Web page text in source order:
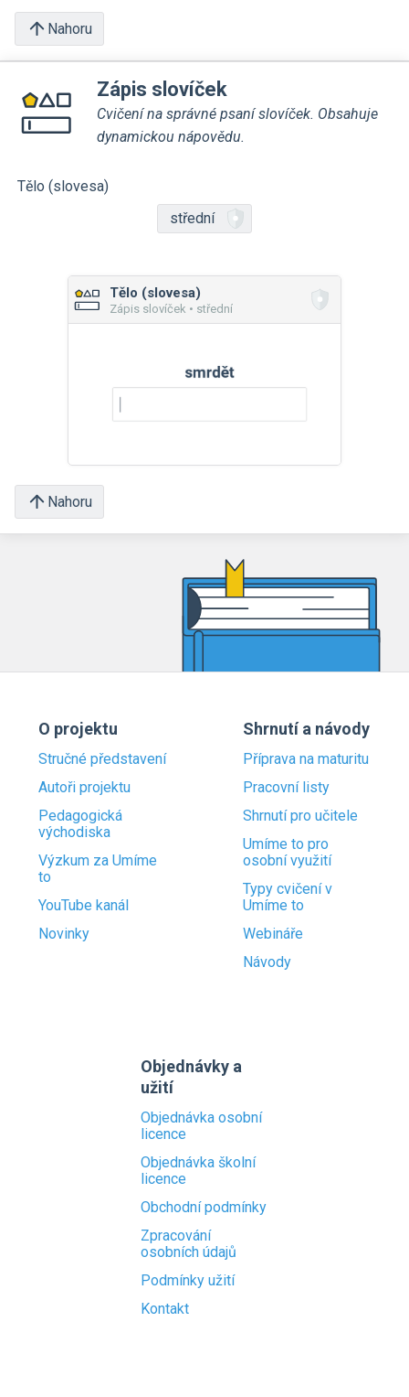
Nahoru
Zápis slovíček
Cvičení na správné psaní slovíček. Obsahuje
dynamickou nápovědu.
Tělo (slovesa)
střední
Tělo (slovesa)
Zápis slovíček • střední
Nahoru
O projektu
Stručné představení
Autoři projektu
Pedagogická
východiska
Výzkum za Umíme
to
YouTube kanál
Novinky
Shrnutí a návody
Příprava na maturitu
Pracovní listy
Shrnutí pro učitele
Umíme to pro
osobní využití
Typy cvičení v
Umíme to
Webináře
Návody
Objednávky a
užití
Objednávka osobní
licence
Objednávka školní
licence
Obchodní podmínky
Zpracování
osobních údajů
Podmínky užití
Kontakt